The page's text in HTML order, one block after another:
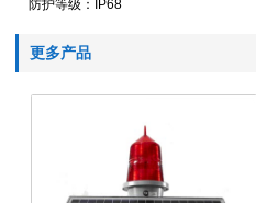
防护等级：
IP68
更多产品